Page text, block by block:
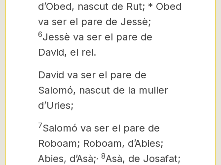
d’Obed, nascut de Rut; * Obed
va ser el pare de Jessè;
6Jessè va ser el pare de
David, el rei.
David va ser el pare de
Salomó, nascut de la muller
d’Uries;
7Salomó va ser el pare de
Roboam; Roboam, d’Abies;
Abies, d’Asà; 8Asà, de Josafat;